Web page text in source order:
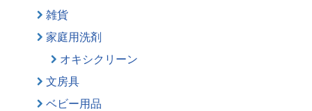
雑貨
家庭用洗剤
オキシクリーン
文房具
ベビー用品